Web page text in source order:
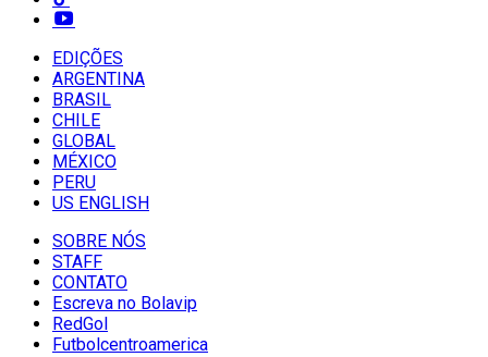
EDIÇÕES
ARGENTINA
BRASIL
CHILE
GLOBAL
MÉXICO
PERU
US ENGLISH
SOBRE NÓS
STAFF
CONTATO
Escreva no Bolavip
RedGol
Futbolcentroamerica